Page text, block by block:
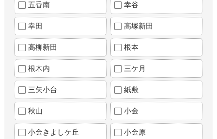
五香南 幸谷
幸田 高塚新田
高柳新田 根本
根木内 三ケ月
三矢小台 紙敷
秋山 小金
小金きよしケ丘 小金原